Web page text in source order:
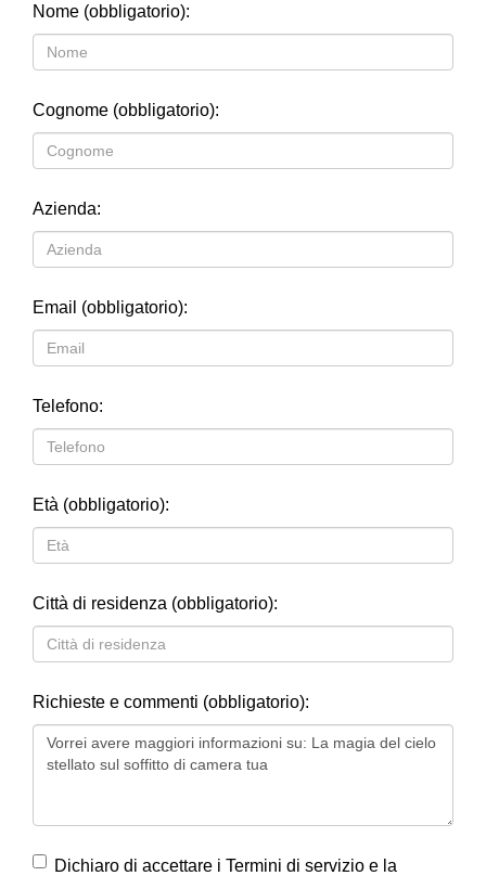
Nome (obbligatorio):
Cognome (obbligatorio):
Azienda:
Email (obbligatorio):
Telefono:
Età (obbligatorio):
Città di residenza (obbligatorio):
Richieste e commenti (obbligatorio):
Dichiaro di accettare i Termini di servizio e la